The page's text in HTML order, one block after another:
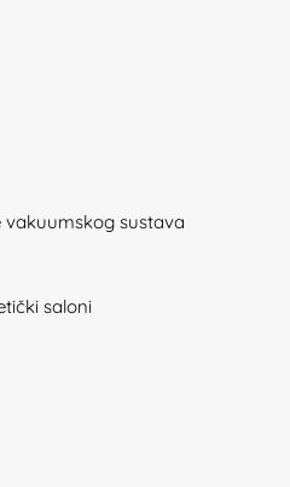
sustava
saloni